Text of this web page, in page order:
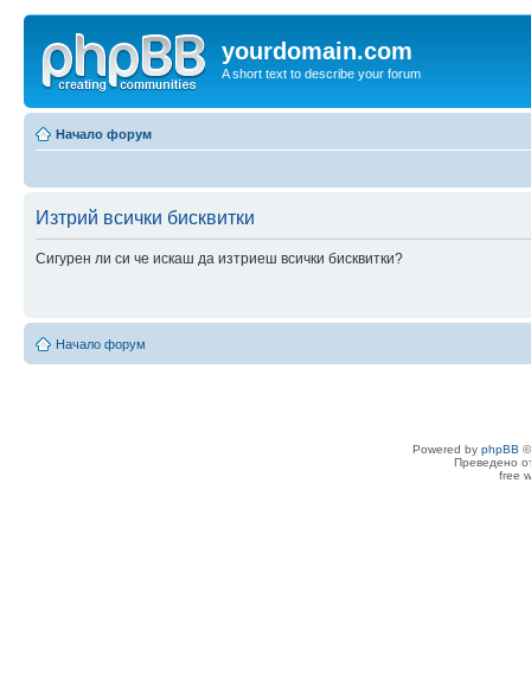
yourdomain.com
A short text to describe your forum
Начало форум
Изтрий всички бисквитки
Сигурен ли си че искаш да изтриеш всички бисквитки?
Начало форум
Powered by phpBB
Преведено
free